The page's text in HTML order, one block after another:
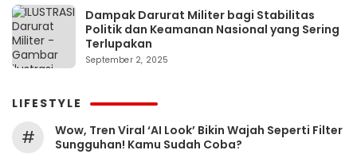
Dampak Darurat Militer bagi Stabilitas
Politik dan Keamanan Nasional yang Sering
Terlupakan
September 2, 2025
LIFESTYLE
#
Wow, Tren Viral ‘AI Look’ Bikin Wajah Seperti Filter
Sungguhan! Kamu Sudah Coba?